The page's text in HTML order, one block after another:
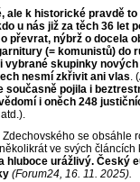
ale k historické pravdě to
u nás již za těch 36 let
převrat, nýbrž o docela
(= komunistů) do
vybrané skupinky
nesmí zkřivit ani vlas.
současně pojila i
i oněch 248
se obsáhle
ve svých
hluboce urážlivý. Český
(Forum24, 16. 11. 2025).